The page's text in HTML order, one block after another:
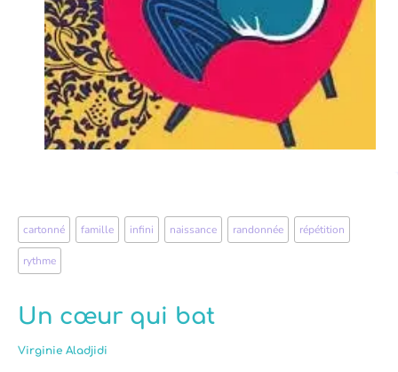
cartonné famille infini naissance randonnée répétition
rythme
Un cœur qui bat
Virginie Aladjidi